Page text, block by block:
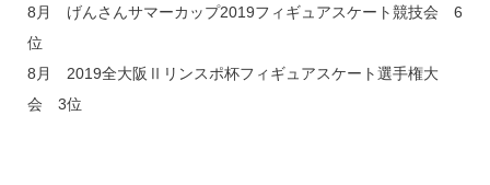
8月 げんさんサマーカップ2019フィギュアスケート競技会 6
位
8月 2019全大阪Ⅱリンスポ杯フィギュアスケート選手権大
会 3位